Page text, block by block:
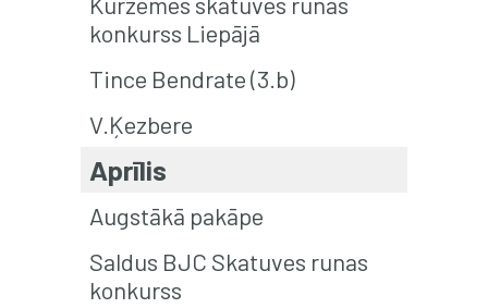
konkurss Liepājā
Tince Bendrate (3.b)
V.Ķezbere
Aprīlis
Augstākā pakāpe
Saldus BJC Skatuves runas
konkurss